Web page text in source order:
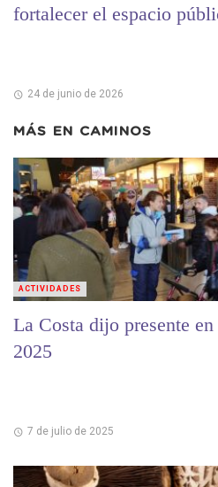
fortalecer el espacio
24 de junio de 2026
MÁS EN CAMINOS
La Costa dijo presente
2025
7 de julio de 2025
ACTIVIDADES